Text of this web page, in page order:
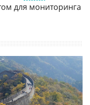
для мониторинга